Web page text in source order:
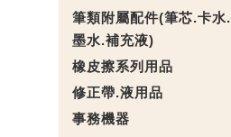
筆類附屬配件(筆芯.卡水.
墨水.補充液)
橡皮擦系列用品
修正帶.液用品
事務機器